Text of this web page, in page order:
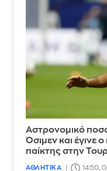
Αστρονομικό
Όσιμεν και έγινε
παίκτης στην
ΑΘΛΗΤΙΚΑ 14:50,